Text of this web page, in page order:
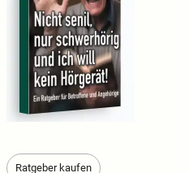
Ratgeber kaufen